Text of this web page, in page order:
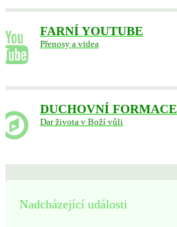
FARNÍ YOUTUBE
Přenosy a videa
DUCHOVNÍ FORMACE
Dar života v Boží vůli
Nadcházející události